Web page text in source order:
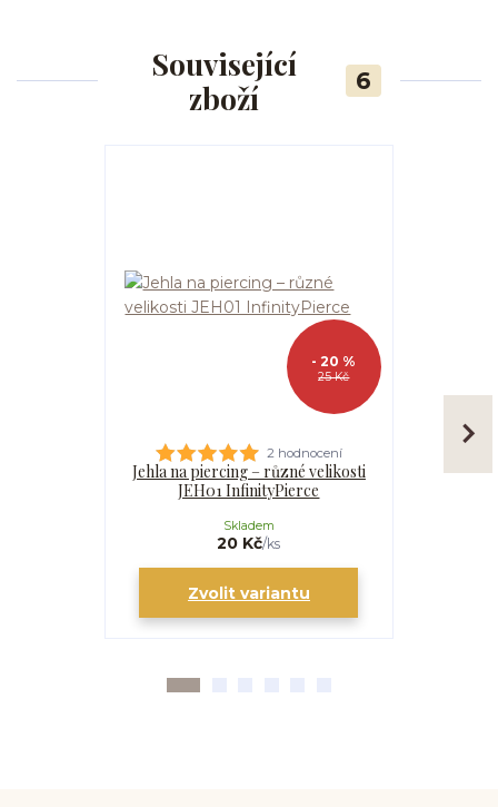
Související
zboží
6
25 Kč
- 20 %
2 hodnocení
Jehla na piercing – různé velikosti
JEH01 InfinityPierce
20 Kč/ks
Skladem
Zvolit variantu